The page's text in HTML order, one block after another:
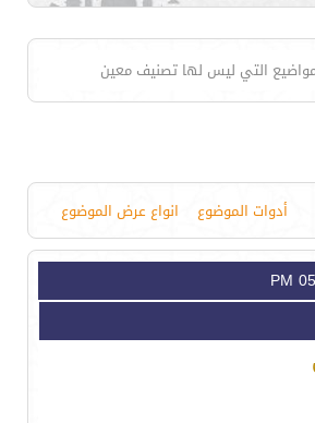
التي ليس لها تصنيف معين
أدوات الموضوع انواع عرض الموضوع